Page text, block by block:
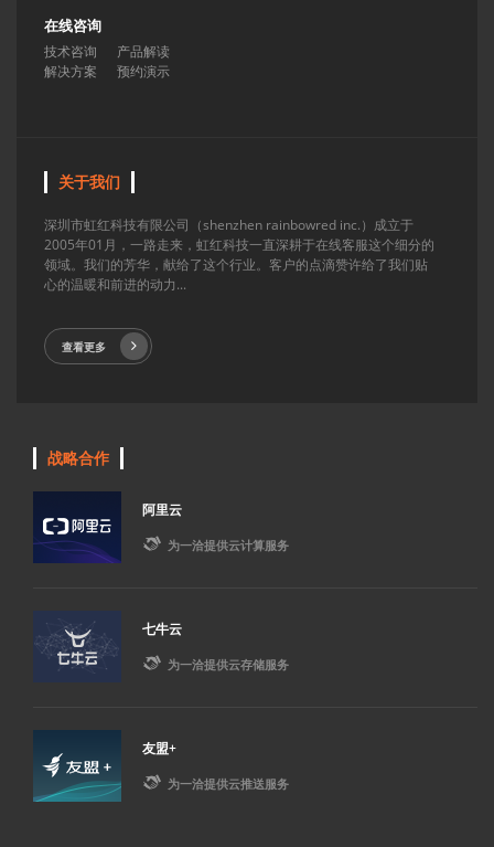
在线咨询
技术咨询
产品解读
解决方案
预约演示
关于我们
深圳市虹红科技有限公司（shenzhen rainbowred inc.）成立于
2005年01月，一路走来，虹红科技一直深耕于在线客服这个细分的
领域。我们的芳华，献给了这个行业。客户的点滴赞许给了我们贴
心的温暖和前进的动力...
查看更多
战略合作
阿里云
 为一洽提供云计算服务
七牛云
 为一洽提供云存储服务
友盟+
 为一洽提供云推送服务